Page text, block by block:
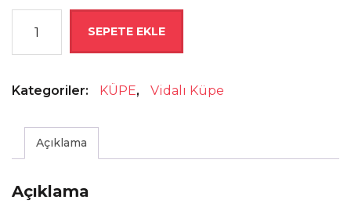
Gümüş
adet
SEPETE EKLE
Kategoriler: KÜPE, Vidalı Küpe
Açıklama
Açıklama